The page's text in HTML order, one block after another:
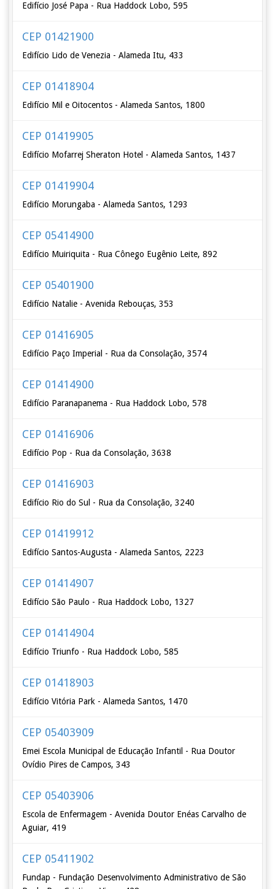
Edifício José Papa - Rua Haddock Lobo, 595
CEP 01421900
Edifício Lido de Venezia - Alameda Itu, 433
CEP 01418904
Edifício Mil e Oitocentos - Alameda Santos, 1800
CEP 01419905
Edifício Mofarrej Sheraton Hotel - Alameda Santos, 1437
CEP 01419904
Edifício Morungaba - Alameda Santos, 1293
CEP 05414900
Edifício Muiriquita - Rua Cônego Eugênio Leite, 892
CEP 05401900
Edifício Natalie - Avenida Rebouças, 353
CEP 01416905
Edifício Paço Imperial - Rua da Consolação, 3574
CEP 01414900
Edifício Paranapanema - Rua Haddock Lobo, 578
CEP 01416906
Edifício Pop - Rua da Consolação, 3638
CEP 01416903
Edifício Rio do Sul - Rua da Consolação, 3240
CEP 01419912
Edifício Santos-Augusta - Alameda Santos, 2223
CEP 01414907
Edifício São Paulo - Rua Haddock Lobo, 1327
CEP 01414904
Edifício Triunfo - Rua Haddock Lobo, 585
CEP 01418903
Edifício Vitória Park - Alameda Santos, 1470
CEP 05403909
Emei Escola Municipal de Educação Infantil - Rua Doutor
Ovídio Pires de Campos, 343
CEP 05403906
Escola de Enfermagem - Avenida Doutor Enéas Carvalho de
Aguiar, 419
CEP 05411902
Fundap - Fundação Desenvolvimento Administrativo de São